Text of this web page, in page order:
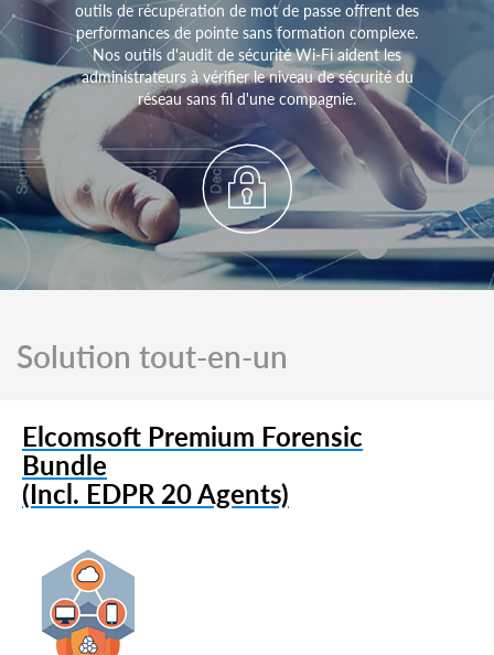
outils de récupération de mot de passe offrent des
performances de pointe sans formation complexe.
Nos outils d'audit de sécurité Wi-Fi aident les
administrateurs à vérifier le niveau de sécurité du
réseau sans fil d'une compagnie.
Solution tout-en-un
Elcomsoft Premium Forensic
Bundle
(Incl. EDPR 20 Agents)